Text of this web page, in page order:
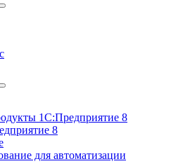
1С:Предприятие 8
8
для автоматизации